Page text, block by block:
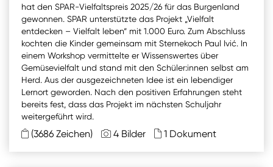
hat den SPAR-Vielfaltspreis 2025/26 für das Burgenland
gewonnen. SPAR unterstützte das Projekt „Vielfalt
entdecken – Vielfalt leben“ mit 1.000 Euro. Zum Abschluss
kochten die Kinder gemeinsam mit Sternekoch Paul Ivić. In
einem Workshop vermittelte er Wissenswertes über
Gemüsevielfalt und stand mit den Schüler:innen selbst am
Herd. Aus der ausgezeichneten Idee ist ein lebendiger
Lernort geworden. Nach den positiven Erfahrungen steht
bereits fest, dass das Projekt im nächsten Schuljahr
weitergeführt wird.
(3686 Zeichen) 4 Bilder 1 Dokument